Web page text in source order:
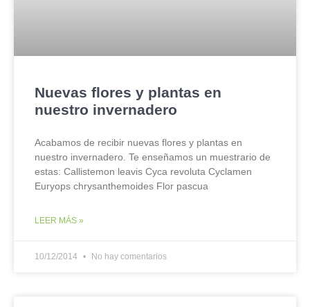
Nuevas flores y plantas en
nuestro invernadero
Acabamos de recibir nuevas flores y plantas en
nuestro invernadero. Te enseñamos un muestrario de
estas: Callistemon leavis Cyca revoluta Cyclamen
Euryops chrysanthemoides Flor pascua
LEER MÁS »
10/12/2014 No hay comentarios